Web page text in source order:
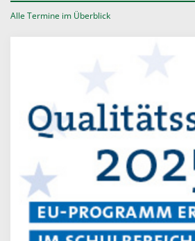
Alle Termine im Überblick